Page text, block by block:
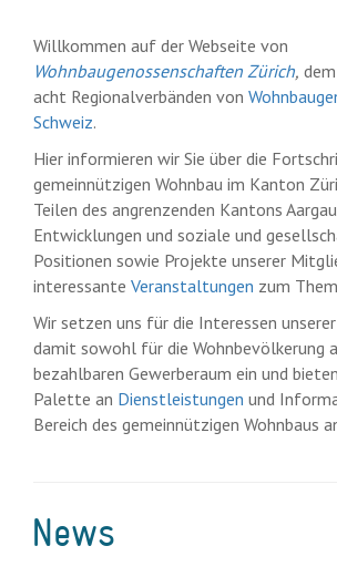
Willkommen auf der Webseite von
Wohnbaugenossenschaften Zürich,
acht Regionalverbänden von
Schweiz.
Hier informieren wir Sie über die
gemeinnützigen Wohnbau im Kanton
Teilen des angrenzenden Kantons
Entwicklungen und soziale und
Positionen sowie Projekte unserer
interessante Veranstaltungen zum
Wir setzen uns für die Interessen unserer
damit sowohl für die Wohnbevölkerung
bezahlbaren Gewerberaum ein und
Palette an Dienstleistungen und
Bereich des gemeinnützigen Wohnbaus
News